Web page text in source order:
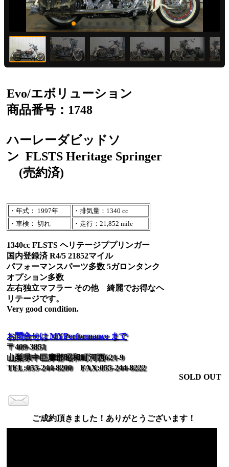
Evo/エボリューション
商品番号：1748
ハーレーダビッドソ
ン FLSTS Heritage Springer
(売約済)
・年式： 1997年
・排気量：1340 cc
・車検： 切れ
・走行：21,852 mile
1340cc FLSTS ヘリテージププリンガー
国内登録済 R4/5 21852マイル
パフォーマンスパーツ多数 5ガロンタンク
オプション多数
左右独立マフラー その他 綺麗でお得なヘ
リテージです。
Very good condition.
お問合せは MYPerformance まで
〒409-3851
山梨県中巨摩郡昭和町河西621-9
TEL:055-244-8200 FAX:055-244-8222
SOLD OUT
ご成約頂きました！ありがとうございます！